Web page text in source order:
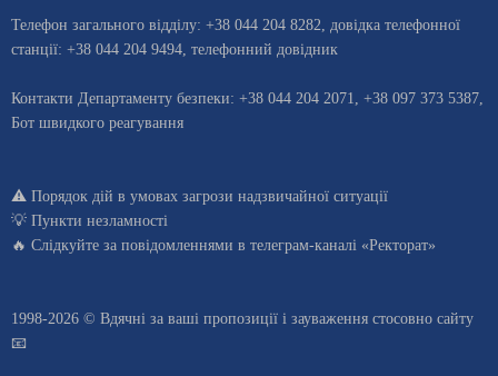
Телефон загального відділу: +38 044 204 8282, довiдка телефонної
станцiї: +38 044 204 9494, телефонний довідник
Контакти Департаменту безпеки: +38 044 204 2071, +38 097 373 5387,
Бот швидкого реагування
⚠️ Порядок дій в умовах загрози надзвичайної ситуації
💡 Пункти незламності
🔥 Слідкуйте за повідомленнями в телеграм-каналі «Ректорат»
1998-2026 © Вдячні за ваші пропозиції і зауваження стосовно сайту
📧